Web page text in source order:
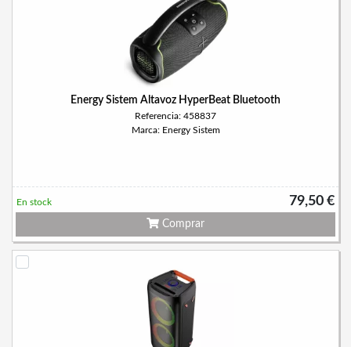
Energy Sistem Altavoz HyperBeat Bluetooth
Referencia: 458837
Marca: Energy Sistem
79,50 €
En stock
Comprar